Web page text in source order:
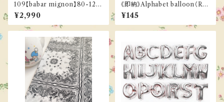
109【babar mignon】80-120
cm《ご予約／３月下旬お届け》
¥2,990
《即納》Alphabet balloon（Ro
se GOLD）
¥145